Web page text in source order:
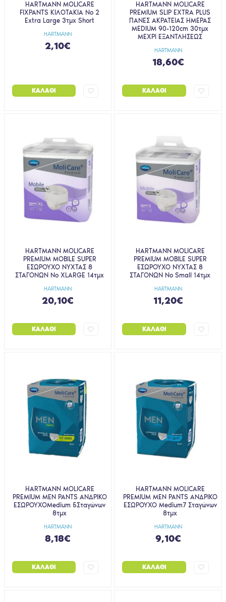
HARTMANN
HARTMANN MOLICARE
FIXPANTS ΚΙΛΟΤΑΚΙΑ No 2
Extra Large 3τμχ Short
2,10€
ΚΑΛΆΘΙ
HARTMANN
HARTMANN MOLICARE
PREMIUM SLIP EXTRA PLUS
ΠΑΝΕΣ ΑΚΡΑΤΕΙΑΣ ΗΜΕΡΑΣ
MEDIUM 90-120cm 30τμχ
ΜΕΧΡΙ ΕΞΑΝΤΛΗΣΕΩΣ
18,60€
ΚΑΛΆΘΙ
HARTMANN
HARTMANN MOLICARE
PREMIUM MOBILE SUPER
ΕΣΩΡΟΥΧΟ ΝΥΧΤΑΣ 8
ΣΤΑΓΟΝΩΝ No XLARGE 14τμχ
20,10€
ΚΑΛΆΘΙ
HARTMANN
HARTMANN MOLICARE
PREMIUM MOBILE SUPER
ΕΣΩΡΟΥΧΟ ΝΥΧΤΑΣ 8
ΣΤΑΓΟΝΩΝ No Small 14τμχ
11,20€
ΚΑΛΆΘΙ
HARTMANN
HARTMANN MOLICARE
PREMIUM MEN PANTS ΑΝΔΡΙΚΟ
ΕΣΩΡΟΥΧΟMedium 5Σταγώνων
8τμχ
8,18€
ΚΑΛΆΘΙ
HARTMANN
HARTMANN MOLICARE
PREMIUM MEN PANTS ΑΝΔΡΙΚΟ
ΕΣΩΡΟΥΧΟ Medium7 Σταγώνων
8τμχ
9,10€
ΚΑΛΆΘΙ